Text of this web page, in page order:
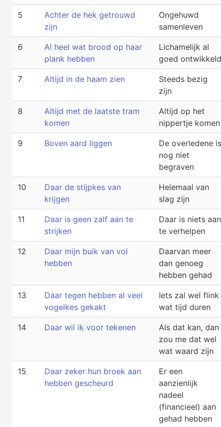
5
Achter de hek getrouwd
zijn
Ongehuwd
samenleven
6
Al heel wat brood op haar
plank hebben
Lichamelijk al
goed ontwikkeld
7 Altijd in de haam zien
Steeds bezig
zijn
8
Altijd met de laatste tram
komen
Altijd op het
nippertje komen
9 Boven aard liggen
De overledene is
nog niet
begraven
10
Daar de stijpkes van
krijgen
Helemaal van
slag zijn
11
Daar is geen zalf aan te
strijken
Daar is niets aan
te verhelpen
12
Daar mijn buik van vol
hebben
Daarvan meer
dan genoeg
hebben gehad
13
Daar tegen hebben al veel
vogelkes gekakt
Iets zal wel flink
wat tijd duren
14 Daar wil ik voor tekenen
Als dat kan, dan
zou me dat wel
wat waard zijn
15
Daar zeker hun broek aan
hebben gescheurd
Er een
aanzienlijk
nadeel
(financieel) aan
gehad hebben